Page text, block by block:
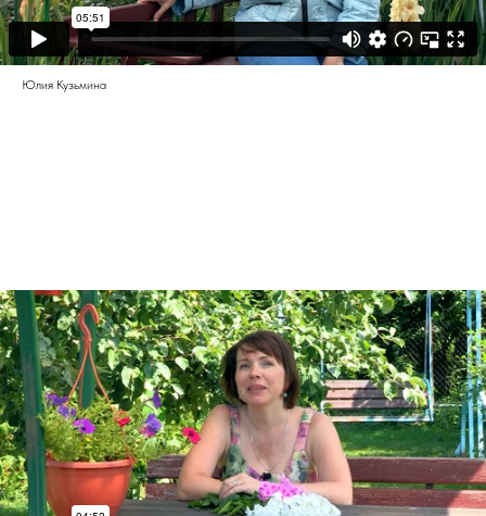
Юлия Кузьмина